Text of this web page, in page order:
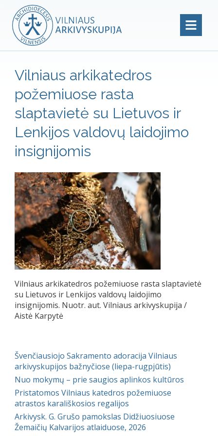
Vilniaus arkikatedros
požemiuose rasta
slaptavietė su Lietuvos ir
Lenkijos valdovų laidojimo
insignijomis
Vilniaus arkikatedros požemiuose rasta slaptavietė
su Lietuvos ir Lenkijos valdovų laidojimo
insignijomis. Nuotr. aut. Vilniaus arkivyskupija /
Aistė Karpytė
Švenčiausiojo Sakramento adoracija Vilniaus
arkivyskupijos bažnyčiose (liepa-rugpjūtis)
Nuo mokymų – prie saugios aplinkos kultūros
Pristatomos Vilniaus katedros požemiuose
atrastos karališkosios regalijos
Arkivysk. G. Grušo pamokslas Didžiuosiuose
Žemaičių Kalvarijos atlaiduose, 2026